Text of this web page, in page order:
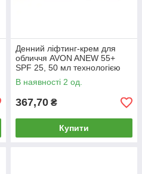
Денний ліфтинг-крем для
обличчя AVON ANEW 55+
SPF 25, 50 мл технологією
Protinol
В наявності 2 од.
367,70 ₴
Купити